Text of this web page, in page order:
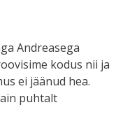
Andreasega
kodus nii ja
ei jäänud hea.
puhtalt